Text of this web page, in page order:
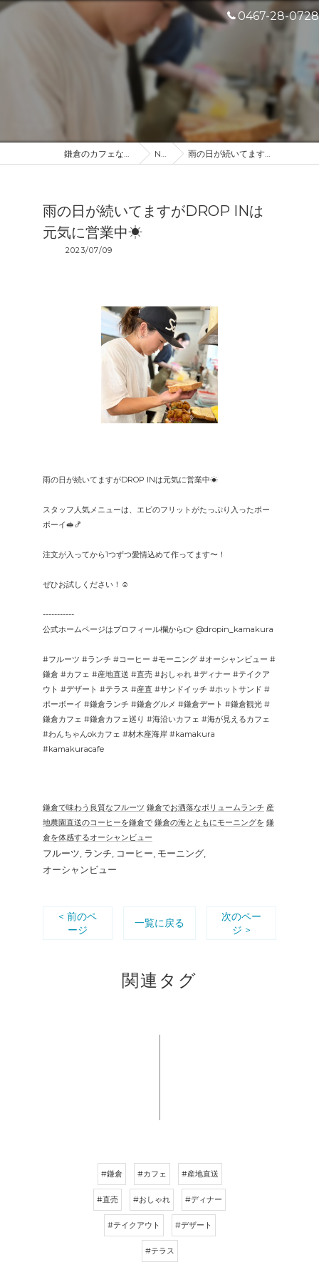
0467-28-0728
鎌倉のカフェなら産地直送のDROP IN NEWS 雨の日が続いてますがDROP INは元気に営業中☀︎
雨の日が続いてますがDROP INは
元気に営業中☀︎
2023/07/09
雨の日が続いてますがDROP INは元気に営業中☀︎
スタッフ人気メニューは、エビのフリットがたっぷり入ったポー
ボーイ🥪🍤
注文が入ってから1つずつ愛情込めて作ってます〜！
ぜひお試しください！☺︎
-----------
公式ホームページはプロフィール欄から👉 @dropin_kamakura
#フルーツ #ランチ #コーヒー #モーニング #オーシャンビュー #
鎌倉 #カフェ #産地直送 #直売 #おしゃれ #ディナー #テイクア
ウト #デザート #テラス #産直 #サンドイッチ #ホットサンド #
ポーボーイ #鎌倉ランチ #鎌倉グルメ #鎌倉デート #鎌倉観光 #
鎌倉カフェ #鎌倉カフェ巡り #海沿いカフェ #海が見えるカフェ
#わんちゃんokカフェ #材木座海岸 #kamakura
#kamakuracafe
鎌倉で味わう良質なフルーツ 鎌倉でお洒落なボリュームランチ 産
地農園直送のコーヒーを鎌倉で 鎌倉の海とともにモーニングを 鎌
倉を体感するオーシャンビュー
フルーツ ランチ コーヒー モーニング
オーシャンビュー
< 前のペ
ージ
一覧に戻る
次のペー
ジ >
関連タグ
#鎌倉 #カフェ #産地直送
#直売 #おしゃれ #ディナー
#テイクアウト #デザート
#テラス